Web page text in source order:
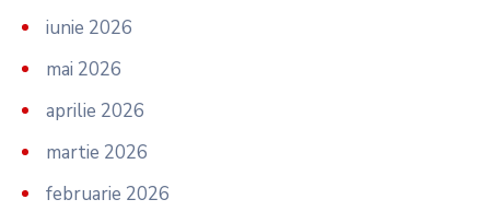
iunie 2026
mai 2026
aprilie 2026
martie 2026
februarie 2026